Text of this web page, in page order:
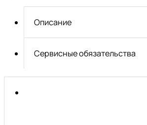
АвтоDело
"Professional"
Описание
Сервисные обязательства